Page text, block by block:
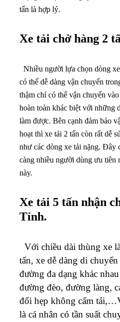
tấn là hợp lý.
Xe tải chở hàng 2
Nhiều người lựa chọn dòng
có thể dễ dàng vận chuyển
thậm chí có thể vận chuyển
hoàn toàn khác biệt với những
làm được. Bên cạnh đảm bảo
hoạt thì xe tải 2 tấn còn rất dễ
như các dòng xe tải nặng. Đây
càng nhiều người dùng ưu tiên
này.
Xe tải 5 tấn nhận
Tỉnh.
Với chiều dài thùng xe
tấn, xe dễ dàng di
đường đa dạng khác
đường đèo, đường làng,
đối hẹp không cấm
là cá nhân có tần suất